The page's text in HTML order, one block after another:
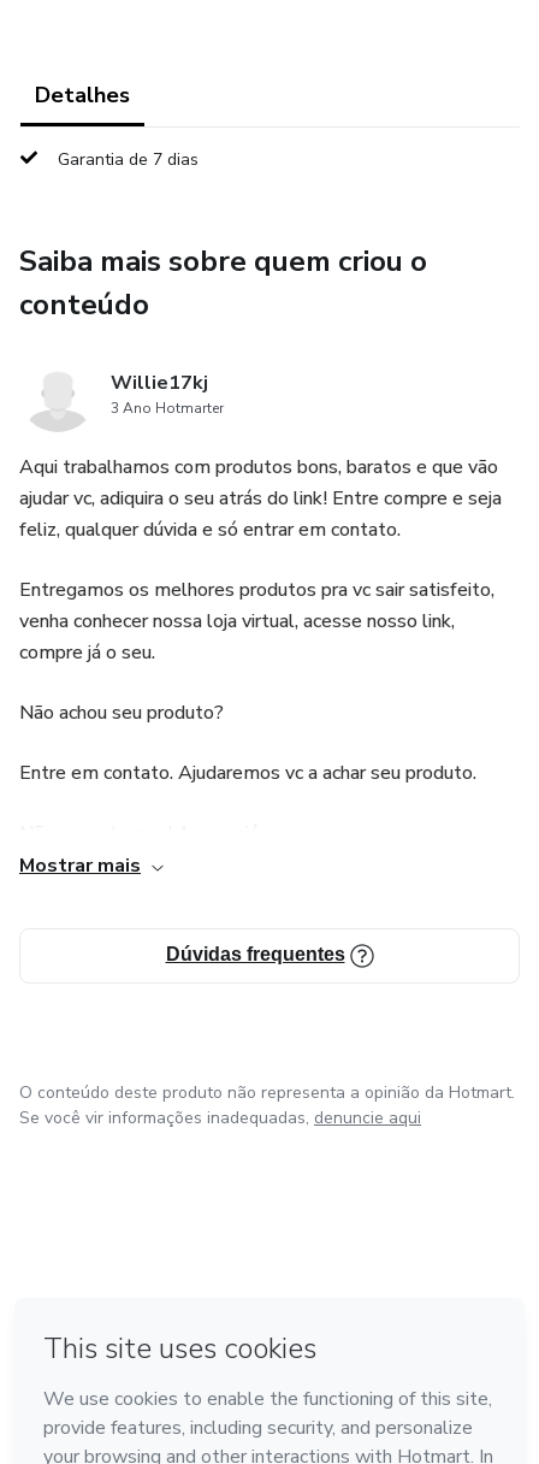
Detalhes
Garantia de 7 dias
Saiba mais sobre quem criou o
conteúdo
Willie17kj
3 Ano Hotmarter
Aqui trabalhamos com produtos bons, baratos e que vão
ajudar vc, adiquira o seu atrás do link! Entre compre e seja
feliz, qualquer dúvida e só entrar em contato.
Entregamos os melhores produtos pra vc sair satisfeito,
venha conhecer nossa loja virtual, acesse nosso link,
compre já o seu.
Não achou seu produto?
Entre em contato. Ajudaremos vc a achar seu produto.
sem arrependimentos pro seu bolso para vc não sair
Mostrar mais
Dúvidas frequentes
O conteúdo deste produto não representa a opinião da Hotmart.
Se você vir informações inadequadas, denuncie aqui
Feito com ❤ em Bogotá